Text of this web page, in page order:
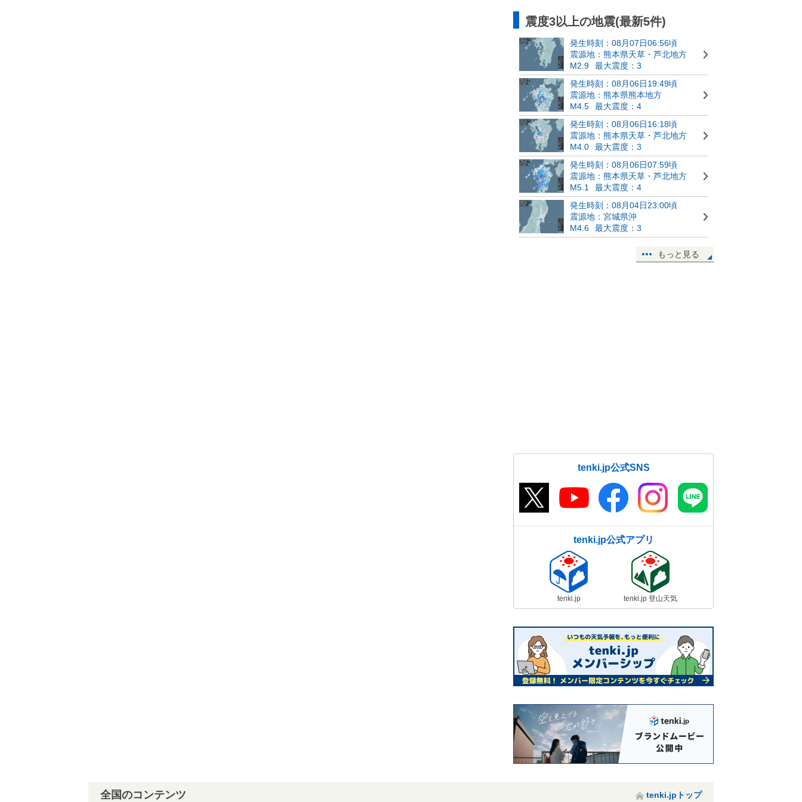
震度3以上の地震(最新5件)
発生時刻：08月07日06:56頃
震源地：熊本県天草・芦北地方
M2.9
最大震度：3
発生時刻：08月06日19:49頃
震源地：熊本県熊本地方
M4.5
最大震度：4
発生時刻：08月06日16:18頃
震源地：熊本県天草・芦北地方
M4.0
最大震度：3
発生時刻：08月06日07:59頃
震源地：熊本県天草・芦北地方
M5.1
最大震度：4
発生時刻：08月04日23:00頃
震源地：宮城県沖
M4.6
最大震度：3
もっと見る
tenki.jp公式SNS
tenki.jp公式アプリ
tenki.jp tenki.jp 登山天気
全国のコンテンツ tenki.jpトップ